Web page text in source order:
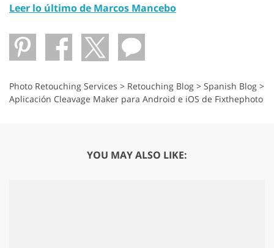
Leer lo último de Marcos Mancebo
Photo Retouching Services > Retouching Blog > Spanish Blog >
Aplicación Cleavage Maker para Android e iOS de Fixthephoto
YOU MAY ALSO LIKE: